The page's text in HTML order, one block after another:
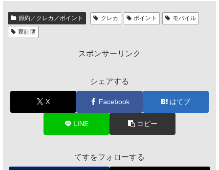
節約／クレカ／ポイント クレカ ポイント
モバイル
家計簿
スポンサーリンク
シェアする
X Facebook はてブ
LINE コピー
てすをフォローする